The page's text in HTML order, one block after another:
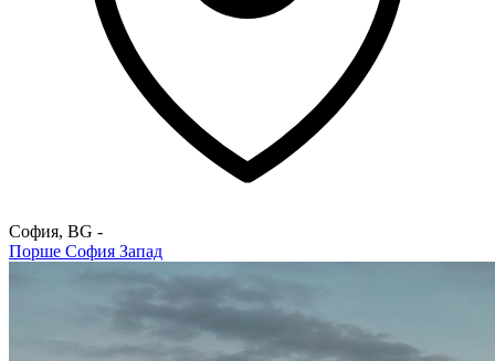
София, BG -
Порше София Запад